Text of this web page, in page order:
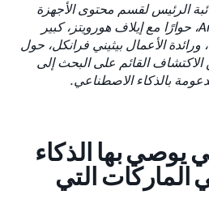
الرئيس لقسم محتوى الأجهزة
والإعلانات في Amazon، حوارًا مع إيلاف هورويتز، كبير
مسؤولي الابتكار في WPP، ورائدة الأعمال بيثيني فرانكل، حول
القائم على البحث إلى
بالذكاء الاصطناعي.
يوصي بها الذكاء
الماركات التي